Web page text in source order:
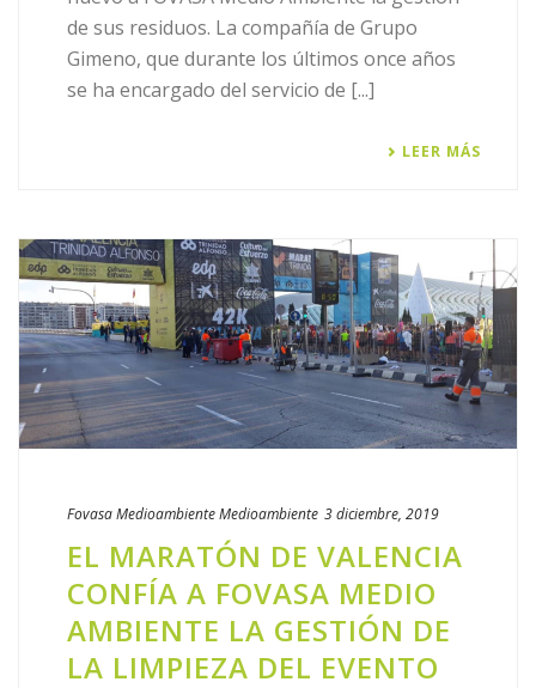
de sus residuos. La compañía de Grupo
Gimeno, que durante los últimos once años
se ha encargado del servicio de [...]
LEER MÁS
Fovasa MedioambienteMedioambiente 3 diciembre, 2019
EL MARATÓN DE VALENCIA
CONFÍA A FOVASA MEDIO
AMBIENTE LA GESTIÓN DE
LA LIMPIEZA DEL EVENTO